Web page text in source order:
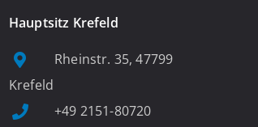
Hauptsitz Krefeld
Rheinstr. 35, 47799
Krefeld
+49 2151-80720